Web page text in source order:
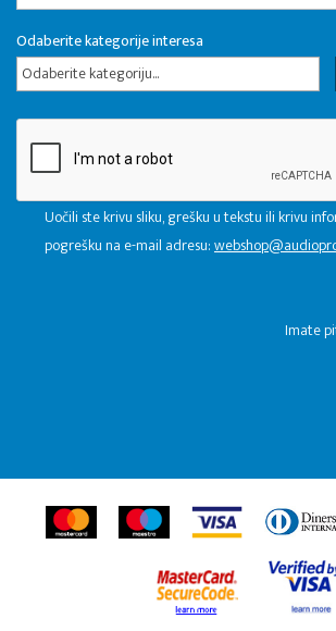
Odaberite kategorije interesa
Odaberite kategoriju...
Uočili ste krivu sliku, grešku u tekstu ili krivu
pogrešku na e-mail adresu:
​Imate